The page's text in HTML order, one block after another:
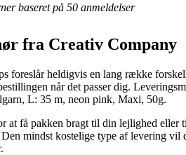
baseret på 50 anmeldelser
fra Creativ Company
foreslår heldigvis en lang række
når det passer dig.
L: 35 m, neon pink, Maxi, 50g.
at få pakken bragt til din lejlighed eller
mindst kostelige type af levering